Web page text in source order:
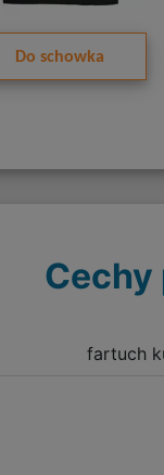
Do schowka
fartuch